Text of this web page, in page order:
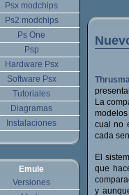
La
cual no
cada
El
que
y
Psx modchips
Ps2 modchips
Ps One
Psp
Hardware Psx
Software Psx
Tutoriales
Diagramas
Instalaciones
Emule
Versiones